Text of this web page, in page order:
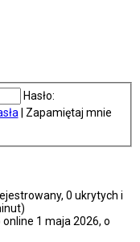
Hasło:
Zapamiętaj mnie
0 ukrytych i
online 1 maja 2026, o